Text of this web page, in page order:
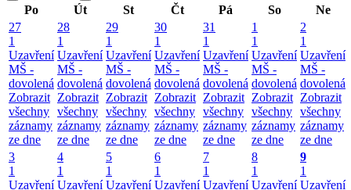
Po
Út St Čt Pá So
Ne
27
1
Uzavření
MŠ -
dovolená
Zobrazit
všechny
záznamy
ze dne
28
1
Uzavření
MŠ -
dovolená
Zobrazit
všechny
záznamy
ze dne
29
1
Uzavření
MŠ -
dovolená
Zobrazit
všechny
záznamy
ze dne
30
1
Uzavření
MŠ -
dovolená
Zobrazit
všechny
záznamy
ze dne
31
1
Uzavření
MŠ -
dovolená
Zobrazit
všechny
záznamy
ze dne
1
1
Uzavření
MŠ -
dovolená
Zobrazit
všechny
záznamy
ze dne
2
1
Uzavření
MŠ -
dovolená
Zobrazit
všechny
záznamy
ze dne
3
1
Uzavření
4
1
Uzavření
5
1
Uzavření
6
1
Uzavření
7
1
Uzavření
8
1
Uzavření
9
1
Uzavření